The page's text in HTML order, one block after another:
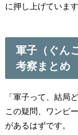
に押し上げています
軍子（ぐん
考察まとめ
「軍子って、結局
この疑問、ワンピ
があるはずです。